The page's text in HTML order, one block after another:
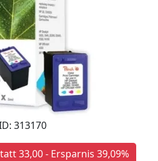
313170
33,00 - Ersparnis 39,09%